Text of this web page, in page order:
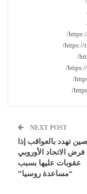
https://
NEXT POST
تهدد بالعواقب إذا
فرض الاتحاد الأوروبي
عقوبات عليها بسبب
“مساعدة روسيا”